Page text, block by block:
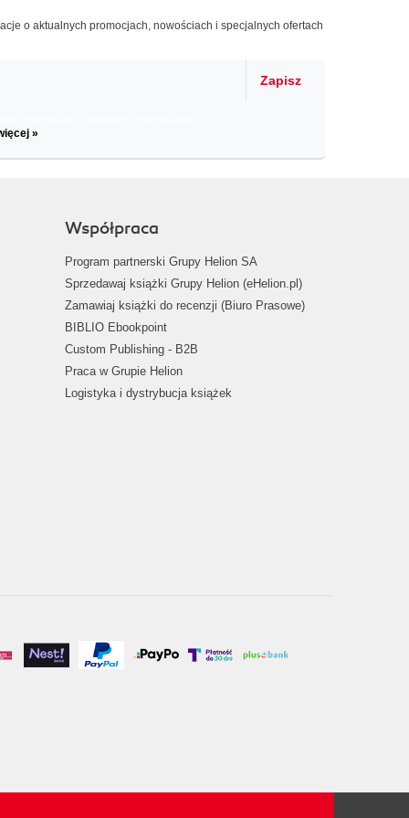
o aktualnych promocjach, nowościach i specjalnych ofertach
Zapisz
»
Współpraca
Program partnerski Grupy Helion SA
Sprzedawaj książki Grupy Helion (eHelion.pl)
Zamawiaj książki do recenzji (Biuro Prasowe)
BIBLIO Ebookpoint
Custom Publishing - B2B
Praca w Grupie Helion
Logistyka i dystrybucja książek